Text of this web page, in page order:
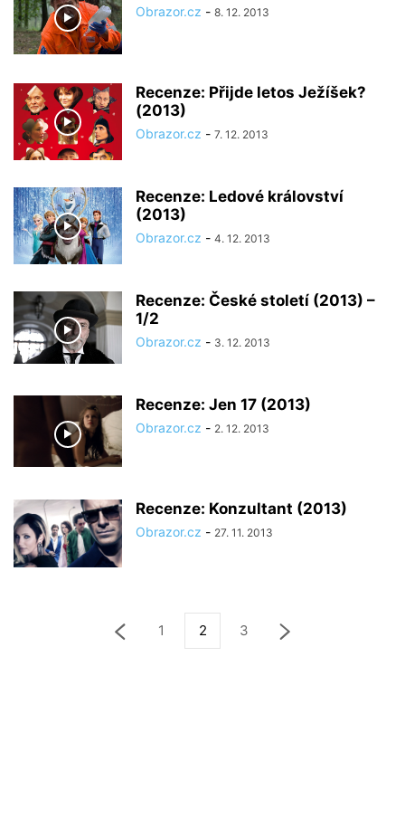
Obrazor.cz - 8. 12. 2013
Recenze: Přijde letos Ježíšek?
(2013)
Obrazor.cz - 7. 12. 2013
Recenze: Ledové království
(2013)
Obrazor.cz - 4. 12. 2013
Recenze: České století (2013) –
1/2
Obrazor.cz - 3. 12. 2013
Recenze: Jen 17 (2013)
Obrazor.cz - 2. 12. 2013
Recenze: Konzultant (2013)
Obrazor.cz - 27. 11. 2013
1 2 3